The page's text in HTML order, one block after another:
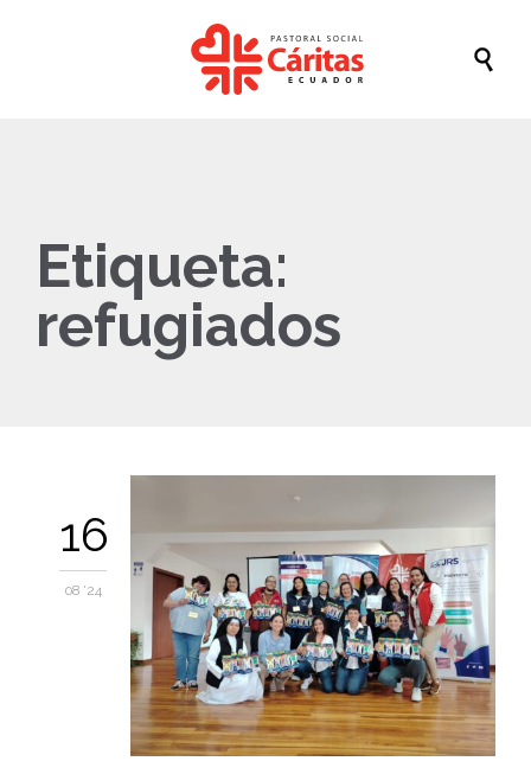

Etiqueta:
refugiados
16
08 '24